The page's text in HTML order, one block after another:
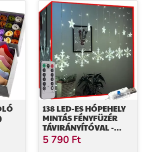
138 LED-ES HÓPEHELY
MINTÁS FÉNYFÜZÉR
TÁVIRÁNYÍTÓVAL -
HIDEG FEHÉR
5 790 Ft